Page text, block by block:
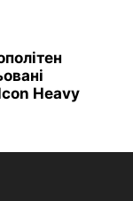
Heavy